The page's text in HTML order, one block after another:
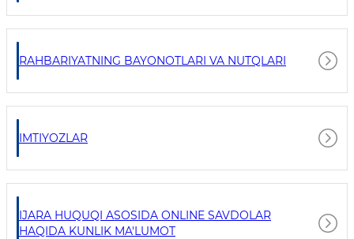
RAHBARIYATNING BAYONOTLARI VA NUTQLARI
IMTIYOZLAR
IJARA HUQUQI ASOSIDA ONLINE SAVDOLAR
HAQIDA KUNLIK MA'LUMOT